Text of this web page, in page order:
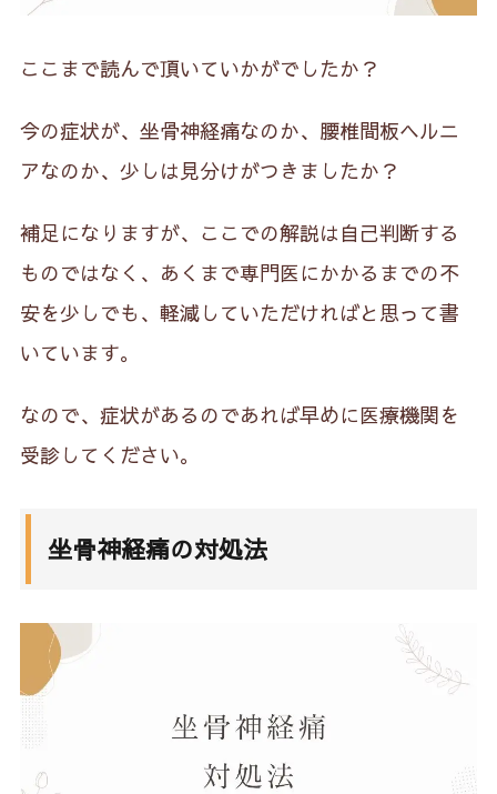
ここまで読んで頂いていかがでしたか？
今の症状が、坐骨神経痛なのか、腰椎間板ヘルニ
アなのか、少しは見分けがつきましたか？
補足になりますが、ここでの解説は自己判断する
ものではなく、あくまで専門医にかかるまでの不
安を少しでも、軽減していただければと思って書
いています。
なので、症状があるのであれば早めに医療機関を
受診してください。
坐骨神経痛の対処法